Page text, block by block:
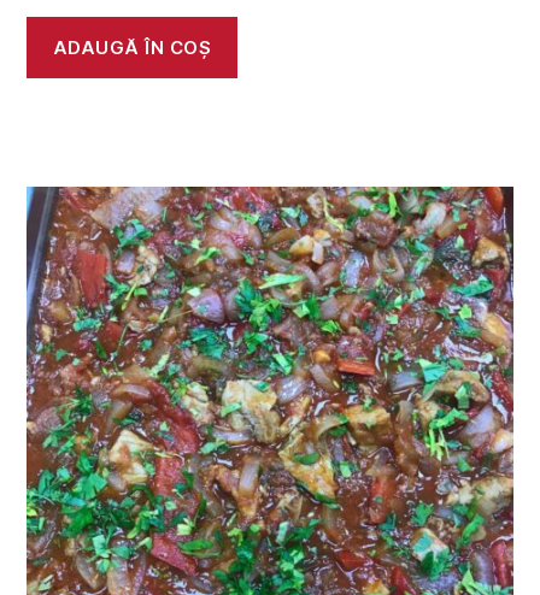
ADAUGĂ ÎN COȘ